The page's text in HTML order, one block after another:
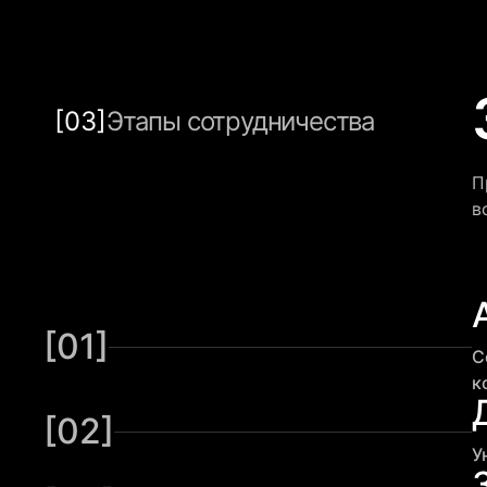
[03] Этапы сотрудничества
[01]
[02]